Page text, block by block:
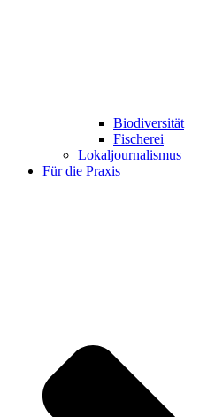
Biodiversität
Fischerei
Lokaljournalismus
Für die Praxis